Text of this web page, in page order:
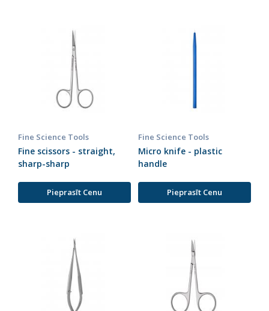
Fine Science Tools
Fine scissors - straight,
sharp-sharp
Pieprasīt Cenu
Fine Science Tools
Micro knife - plastic
handle
Pieprasīt Cenu